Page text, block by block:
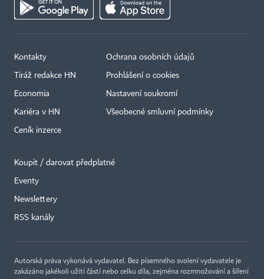
Kontakty
Tiráž redakce HN
Economia
Kariéra v HN
Ceník inzerce
Ochrana osobních údajů
Prohlášení o cookies
Nastavení soukromí
Všeobecné smluvní podmínky
Koupit / darovat předplatné
Eventy
Newslettery
RSS kanály
Autorská práva vykonává vydavatel. Bez písemného svolení vydavatele je
zakázáno jakékoli užití částí nebo celku díla, zejména rozmnožování a šíření